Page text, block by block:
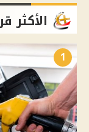
الأكثر
1